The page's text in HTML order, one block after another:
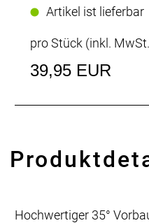
Artikel ist lieferbar
pro Stück (inkl.
39,95 EUR
Hochwertiger 35°